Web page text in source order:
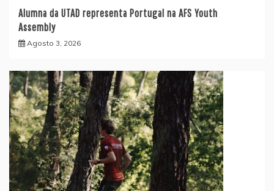
Alumna da UTAD representa Portugal na AFS Youth
Assembly
Agosto 3, 2026